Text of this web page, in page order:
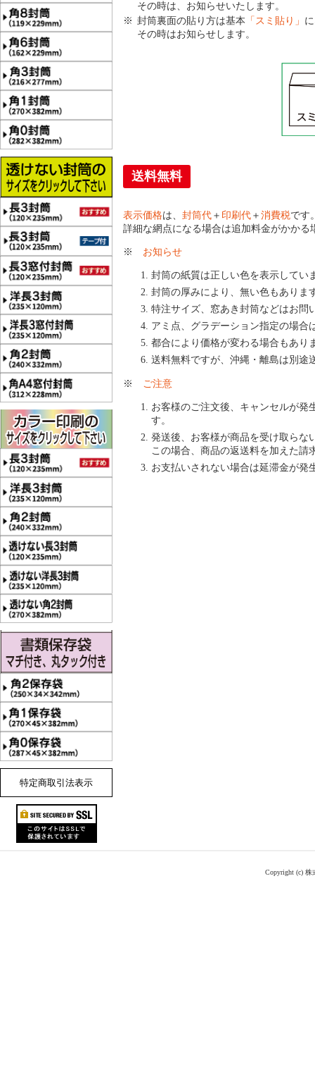
特定商取引法表示
その時は、お知らせいたします。
封筒裏面の貼り方は基本 「スミ貼り」
その時はお知らせします。
送料無料
表示価格は、 封筒代 ＋ 印刷代 ＋ 消費税です
詳細な網点になる場合は追加料金がかかる
※ お知らせ
封筒の紙質は正しい色を表示してい
封筒の厚みにより、無い色もありま
特注サイズ、窓あき封筒などはお問
アミ点、グラデーション指定の場合
都合により価格が変わる場合もあり
送料無料ですが、沖縄・離島は別途
※ ご注意
お客様のご注文後、キャンセルが発
す。
発送後、お客様が商品を受け取らな
この場合、商品の返送料を加えた請
お支払いされない場合は延滞金が発
Copyright (c)